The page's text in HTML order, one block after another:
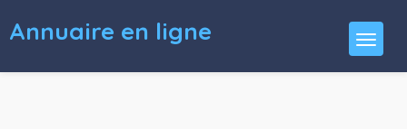
Annuaire en ligne